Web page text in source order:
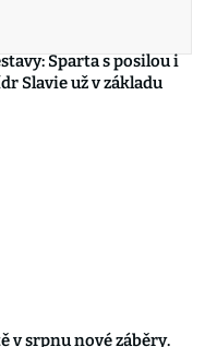
Sparta s posilou i
Slavie už v základu
v srpnu nové záběry.